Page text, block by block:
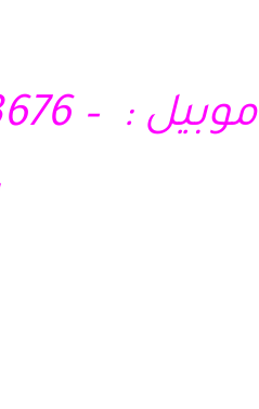
موبيل : – 01210403676 – 01028285295 – 01121717340